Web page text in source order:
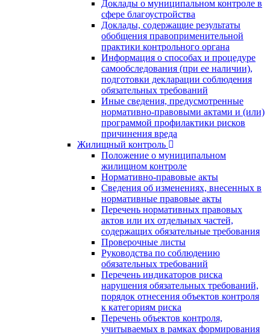
Доклады о муниципальном контроле в
сфере благоустройства
Доклады, содержащие результаты
обобщения правоприменительной
практики контрольного органа
Информация о способах и процедуре
самообследования (при ее наличии),
подготовки декларации соблюдения
обязательных требований
Иные сведения, предусмотренные
нормативно-правовыми актами и (или)
программой профилактики рисков
причинения вреда
Жилищный контроль
Положение о муниципальном
жилищном контроле
Нормативно-правовые акты
Сведения об изменениях, внесенных в
нормативные правовые акты
Перечень нормативных правовых
актов или их отдельных частей,
содержащих обязательные требования
Проверочные листы
Руководства по соблюдению
обязательных требований
Перечень индикаторов риска
нарушения обязательных требований,
порядок отнесения объектов контроля
к категориям риска
Перечень объектов контроля,
учитываемых в рамках формирования